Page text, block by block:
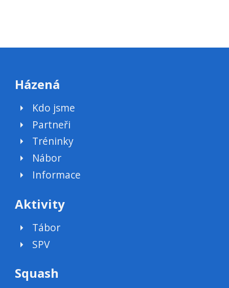
Házená
Kdo jsme
Partneři
Tréninky
Nábor
Informace
Aktivity
Tábor
SPV
Squash